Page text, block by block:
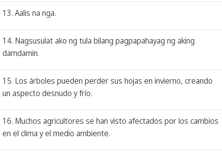
13. Aalis na nga.
14. Nagsusulat ako ng tula bilang pagpapahayag ng aking
damdamin.
15. Los árboles pueden perder sus hojas en invierno, creando
un aspecto desnudo y frío.
16. Muchos agricultores se han visto afectados por los cambios
en el clima y el medio ambiente.